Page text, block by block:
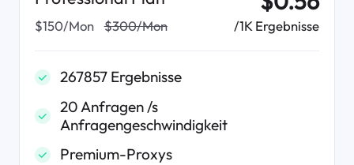
$150/Mon $300/Mon /1K Ergebnisse
267857 Ergebnisse
20 Anfragen /s
Anfragengeschwindigkeit
Premium-Proxys